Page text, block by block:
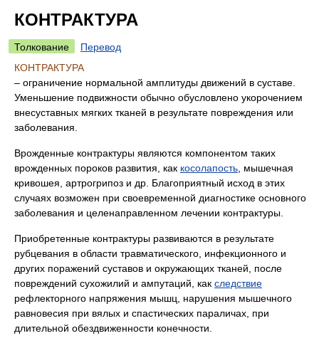
КОНТРАКТУРА
Толкование
Перевод
КОНТРАКТУРА
– ограничение нормальной амплитуды движений в суставе.
Уменьшение подвижности обычно обусловлено укорочением
внесуставных мягких тканей в результате повреждения или
заболевания.
Врожденные контрактуры являются компонентом таких
врожденных пороков развития, как косолапость , мышечная
кривошея, артрогрипоз и др. Благоприятный исход в этих
случаях возможен при своевременной диагностике основного
заболевания и целенаправленном лечении контрактуры.
Приобретенные контрактуры развиваются в результате
рубцевания в области травматического, инфекционного и
других поражений суставов и окружающих тканей, после
повреждений сухожилий и ампутаций, как следствие
рефлекторного напряжения мышц, нарушения мышечного
равновесия при вялых и спастических параличах, при
длительной обездвиженности конечности.